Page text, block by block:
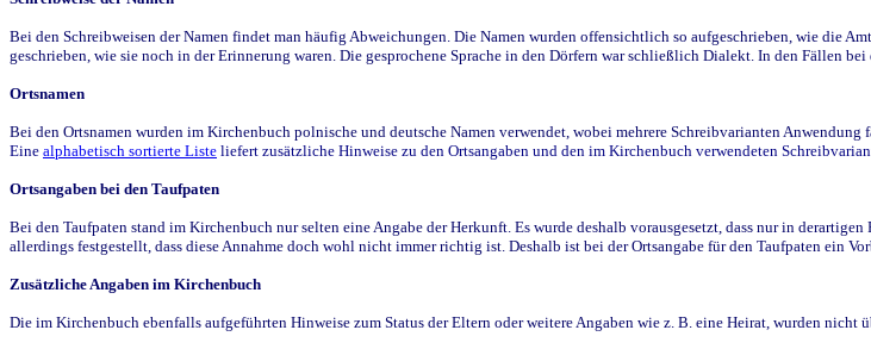
Bei den Schreibweisen der Namen findet man häufig Abweichungen. Die Namen wurden offensichtlich so aufgeschrieben, wie die
geschrieben, wie sie noch in der Erinnerung waren. Die gesprochene Sprache in den Dörfern war schließlich Dialekt. In den Fällen
Ortsnamen
Bei den Ortsnamen wurden im Kirchenbuch polnische und deutsche Namen verwendet, wobei mehrere Schreibvarianten
Eine alphabetisch sortierte Liste liefert zusätzliche Hinweise zu den Ortsangaben und den im Kirchenbuch verwendeten
Ortsangaben bei den Taufpaten
Bei den Taufpaten stand im Kirchenbuch nur selten eine Angabe der Herkunft. Es wurde deshalb vorausgesetzt, dass nur in
allerdings festgestellt, dass diese Annahme doch wohl nicht immer richtig ist. Deshalb ist bei der Ortsangabe für den Taufpaten ein
Zusätzliche Angaben im Kirchenbuch
Die im Kirchenbuch ebenfalls aufgeführten Hinweise zum Status der Eltern oder weitere Angaben wie z. B. eine Heirat, wurden nicht